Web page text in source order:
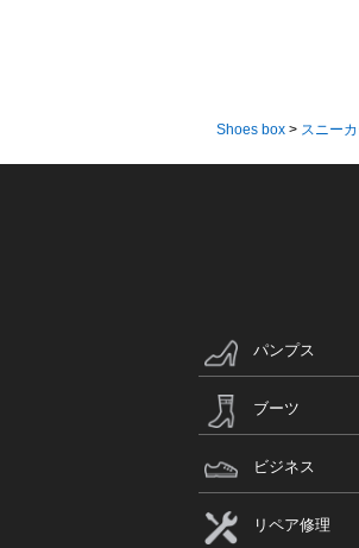
Shoes box > スニー
パンプス
ブーツ
ビジネス
リペア修理